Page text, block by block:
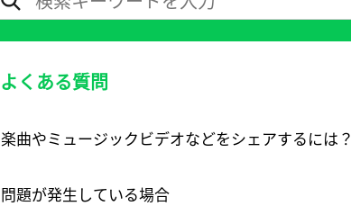
よくある質問
楽曲やミュージックビデオなどをシェアするには？
問題が発生している場合